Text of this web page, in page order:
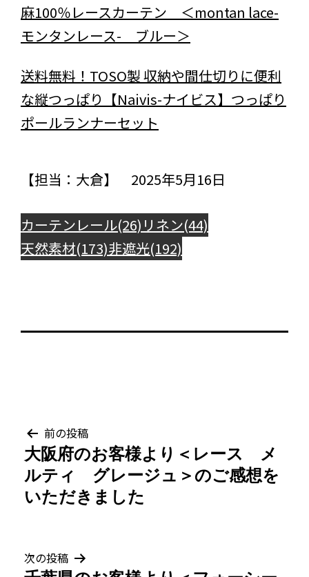
麻100％レースカーテン ＜montan lace-
モンタンレース- ブルー＞
送料無料！TOSO製 収納や間仕切りに便利
な縦つっぱり【Naivis-ナイビス】つっぱり
ポールランナーセット
【担当：大倉】 2025年5月16日
カーテンレール(26) リネン(44)
天然素材(173)非遮光(192)
投
稿
ナ
ゲ
前の投稿
大阪府のお客様より＜レース メ
ルティ グレージュ＞のご感想を
いただきました
次の投稿